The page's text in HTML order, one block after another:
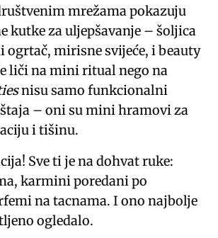
mrežama pokazuju
kutke za uljepšavanje – šoljica
ogrtač, mirisne svijeće, i beauty
liči na mini ritual nego na
nisu samo funkcionalni
– oni su mini hramovi za
i tišinu.
Sve ti je na dohvat ruke:
karmini poredani po
na tacnama. I ono najbolje
ogledalo.